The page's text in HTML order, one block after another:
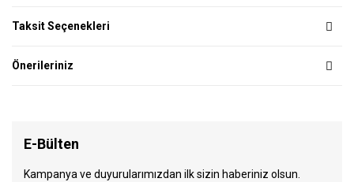
Taksit Seçenekleri
Önerileriniz
E-Bülten
Kampanya ve duyurularımızdan ilk sizin haberiniz olsun.